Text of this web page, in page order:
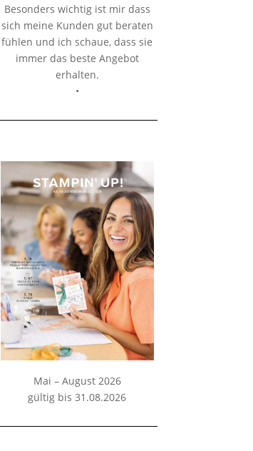
Besonders wichtig ist mir dass
sich meine Kunden gut beraten
fühlen und ich schaue, dass sie
immer das beste Angebot
erhalten.
•
Mai – August 2026
gültig bis 31.08.2026